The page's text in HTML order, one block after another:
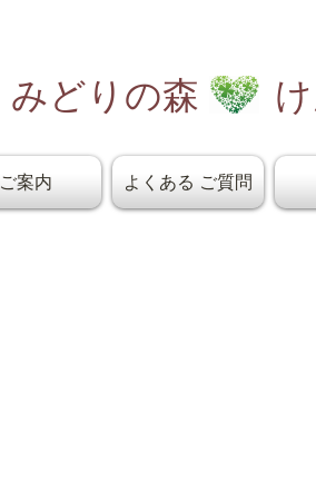
みどりの森 け
ご案内 よくある ご質問